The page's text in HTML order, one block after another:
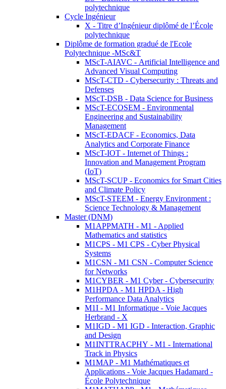
polytechnique
Cycle Ingénieur
X - Titre d’Ingénieur diplômé de l’École
polytechnique
Diplôme de formation gradué de l'Ecole
Polytechnique -MSc&T
MScT-AIAVC - Artificial Intelligence and
Advanced Visual Computing
MScT-CTD - Cybersecurity : Threats and
Defenses
MScT-DSB - Data Science for Business
MScT-ECOSEM - Environmental
Engineering and Sustainability
Management
MScT-EDACF - Economics, Data
Analytics and Corporate Finance
MScT-IOT - Internet of Things :
Innovation and Management Program
(IoT)
MScT-SCUP - Economics for Smart Cities
and Climate Policy
MScT-STEEM - Energy Environment :
Science Technology & Management
Master (DNM)
M1APPMATH - M1 - Applied
Mathematics and statistics
M1CPS - M1 CPS - Cyber Physical
Systems
M1CSN - M1 CSN - Computer Science
for Networks
M1CYBER - M1 Cyber - Cybersecurity
M1HPDA - M1 HPDA - High
Performance Data Analytics
M1I - M1 Informatique - Voie Jacques
Herbrand - X
M1IGD - M1 IGD - Interaction, Graphic
and Design
M1INTTRACPHY - M1 - International
Track in Physics
M1MAP - M1 Mathématiques et
Applications - Voie Jacques Hadamard -
École Polytechnique